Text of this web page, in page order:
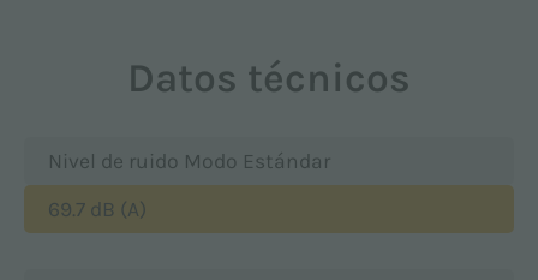
Datos técnicos
Nivel de ruido Modo Estándar
69.7 dB (A)